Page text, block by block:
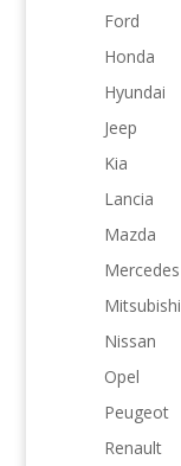
Ford
Honda
Hyundai
Jeep
Kia
Lancia
Mazda
Mercedes
Mitsubishi
Nissan
Opel
Peugeot
Renault